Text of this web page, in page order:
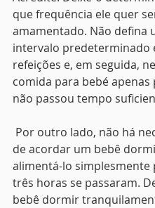
que frequência ele quer
amamentado. Não defina
intervalo predeterminado
refeições e, em seguida,
comida para bebé
não passou tempo
de acordar um bebê
alimentá-lo simplesmente
três horas se passaram.
bebê dormir